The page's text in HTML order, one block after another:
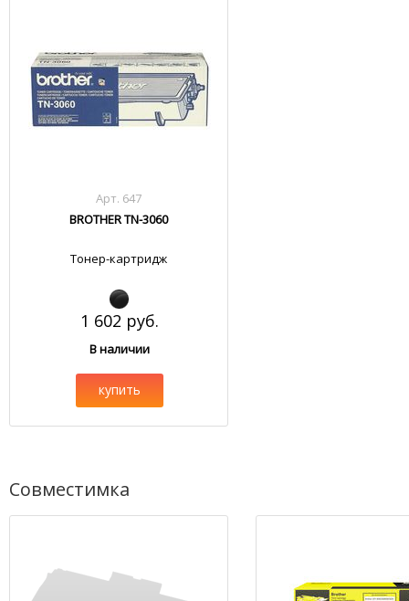
Арт. 647
BROTHER TN-3060
Тонер-картридж
1 602 руб.
В наличии
купить
Совместимка